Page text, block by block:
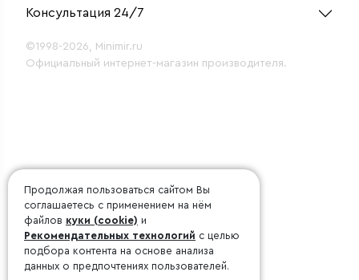
Консультация 24/7
©1998-2026, Minimir.ru
Официальный интернет-магазин производителя.
Продолжая пользоваться сайтом Вы
соглашаетесь с применением на нём
файлов куки (cookie) и
Рекомендательных технологий с целью
подбора контента на основе анализа
данных о предпочтениях пользователей.